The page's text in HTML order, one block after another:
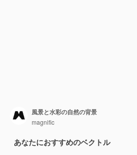
風景と水彩の自然の背景
magnific
あなたにおすすめのベクトル